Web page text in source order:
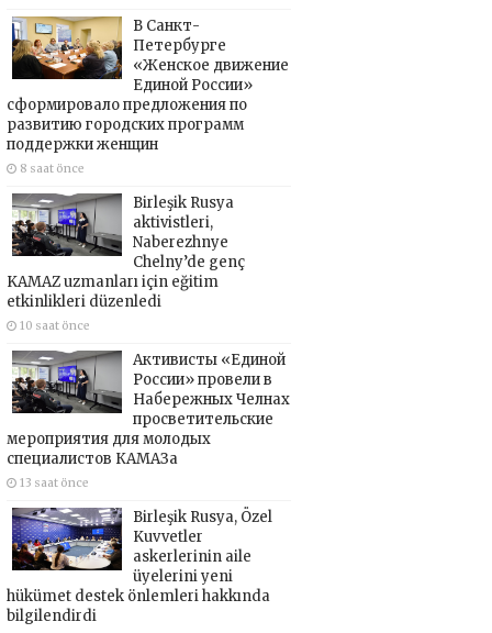
В Санкт-
Петербурге
«Женское движение
Единой России»
сформировало предложения по
развитию городских программ
поддержки женщин
8 saat önce
Birleşik Rusya
aktivistleri,
Naberezhnye
Chelny’de genç
KAMAZ uzmanları için eğitim
etkinlikleri düzenledi
10 saat önce
Активисты «Единой
России» провели в
Набережных Челнах
просветительские
мероприятия для молодых
специалистов КАМАЗа
13 saat önce
Birleşik Rusya, Özel
Kuvvetler
askerlerinin aile
üyelerini yeni
hükümet destek önlemleri hakkında
bilgilendirdi